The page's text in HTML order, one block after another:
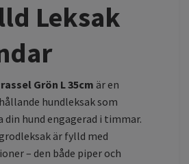
Leksak
Grön L 35cm är en
hundleksak som
hund engagerad i timmar.
är fylld med
– den både piper och